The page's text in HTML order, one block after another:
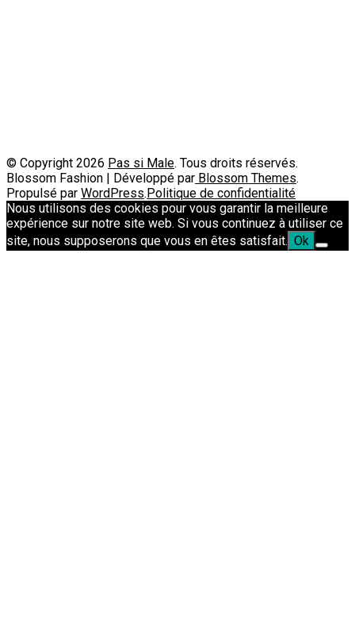
© Copyright 2026 Pas si Male. Tous droits réservés.
Blossom Fashion | Développé par Blossom Themes.
Propulsé par WordPress.Politique de confidentialité
Nous utilisons des cookies pour vous garantir la meilleure
expérience sur notre site web. Si vous continuez à utiliser ce
site, nous supposerons que vous en êtes satisfait. Ok